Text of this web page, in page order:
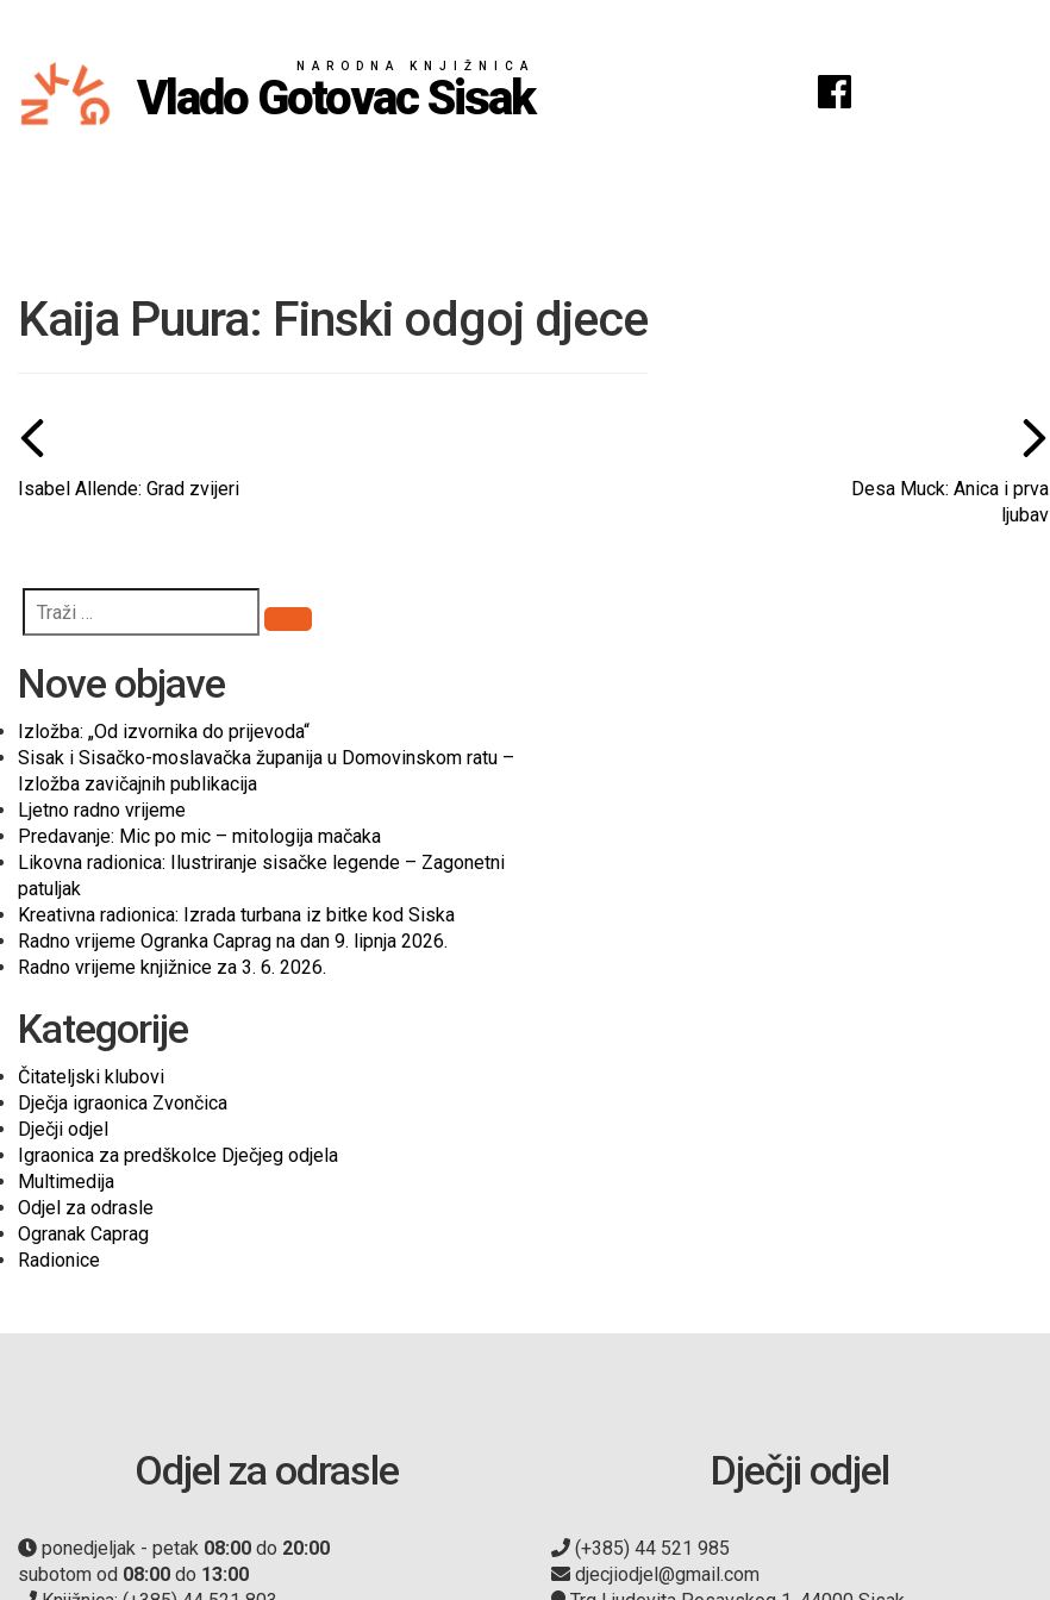
NARODNA KNJIŽNICA
Vlado Gotovac Sisak
Kaija Puura: Finski odgoj djece
Isabel Allende: Grad zvijeri
Desa Muck: Anica i prva
ljubav
Pretraži
Nove objave
Izložba: „Od izvornika do prijevoda“
Sisak i Sisačko-moslavačka županija u Domovinskom ratu –
Izložba zavičajnih publikacija
Ljetno radno vrijeme
Predavanje: Mic po mic – mitologija mačaka
Likovna radionica: Ilustriranje sisačke legende – Zagonetni
patuljak
Kreativna radionica: Izrada turbana iz bitke kod Siska
Radno vrijeme Ogranka Caprag na dan 9. lipnja 2026.
Radno vrijeme knjižnice za 3. 6. 2026.
Kategorije
Čitateljski klubovi
Dječja igraonica Zvončica
Dječji odjel
Igraonica za predškolce Dječjeg odjela
Multimedija
Odjel za odrasle
Ogranak Caprag
Radionice
Odjel za odrasle
ponedjeljak - petak 08:00 do 20:00
subotom od 08:00 do 13:00
Dječji odjel
(+385) 44 521 985
djecjiodjel@gmail.com